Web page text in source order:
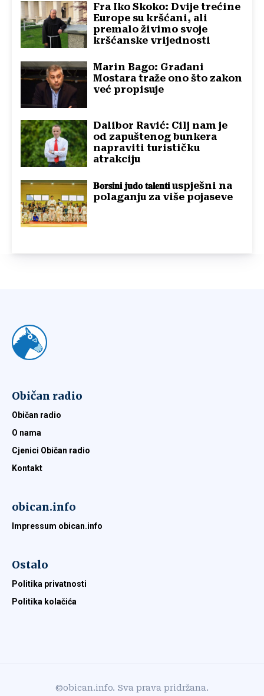
Fra Iko Skoko: Dvije trećine
Europe su kršćani, ali
premalo živimo svoje
kršćanske vrijednosti
Marin Bago: Građani
Mostara traže ono što zakon
već propisuje
Dalibor Ravić: Cilj nam je
od zapuštenog bunkera
napraviti turističku
atrakciju
𝐁𝐨𝐫𝐬𝐢𝐧𝐢 𝐣𝐮𝐝𝐨 𝐭𝐚𝐥𝐞𝐧𝐭𝐢 uspješni na
polaganju za više pojaseve
Običan radio
Običan radio
O nama
Cjenici Običan radio
Kontakt
obican.info
Impressum obican.info
Ostalo
Politika privatnosti
Politika kolačića
©obican.info. Sva prava pridržana.